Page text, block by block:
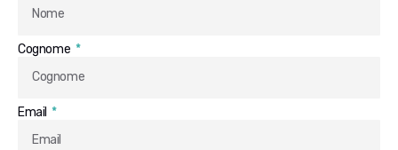
Cognome
Email